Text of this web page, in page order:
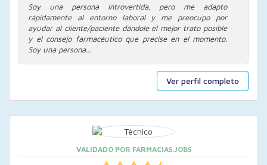
Ver perfil completo
Soy una persona introvertida, pero me adapto
rápidamente al entorno laboral y me preocupo por
ayudar al cliente/paciente dándole el mejor trato posible
y el consejo farmacéutico que precise en el momento.
Soy una persona...
VALIDADO POR FARMACIAS.JOBS